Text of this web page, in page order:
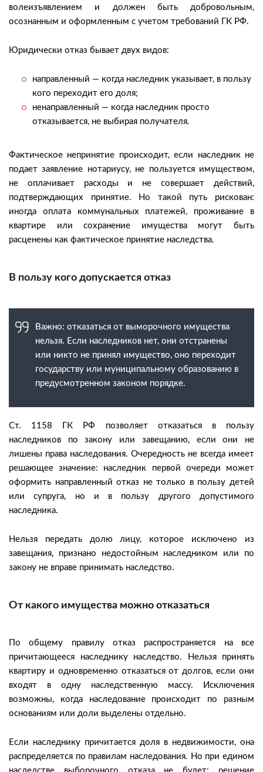
волеизъявлением и должен быть добровольным,
осознанным и оформленным с учетом требований ГК РФ.
Юридически отказ бывает двух видов:
направленный — когда наследник указывает, в пользу
кого переходит его доля;
ненаправленный — когда наследник просто
отказывается, не выбирая получателя.
Фактическое непринятие происходит, если наследник не
подает заявление нотариусу, не пользуется имуществом,
не оплачивает расходы и не совершает действий,
подтверждающих принятие. Но такой путь рискован:
иногда оплата коммунальных платежей, проживание в
квартире или сохранение имущества могут быть
расценены как фактическое принятие наследства.
В пользу кого допускается отказ
Важно: отказаться от выморочного имущества
нельзя. Если наследников нет, они отстранены
или никто не принял имущество, оно переходит
государству или муниципальному образованию в
предусмотренном законом порядке.
Ст. 1158 ГК РФ позволяет отказаться в пользу
наследников по закону или завещанию, если они не
лишены права наследования. Очередность не всегда имеет
решающее значение: наследник первой очереди может
оформить направленный отказ не только в пользу детей
или супруга, но и в пользу другого допустимого
наследника.
Нельзя передать долю лицу, которое исключено из
завещания, признано недостойным наследником или по
закону не вправе принимать наследство.
От какого имущества можно отказаться
По общему правилу отказ распространяется на все
причитающееся наследнику наследство. Нельзя принять
квартиру и одновременно отказаться от долгов, если они
входят в одну наследственную массу. Исключения
возможны, когда наследование происходит по разным
основаниям или доли выделены отдельно.
Если наследнику причитается доля в недвижимости, она
распределяется по правилам наследования. Но при едином